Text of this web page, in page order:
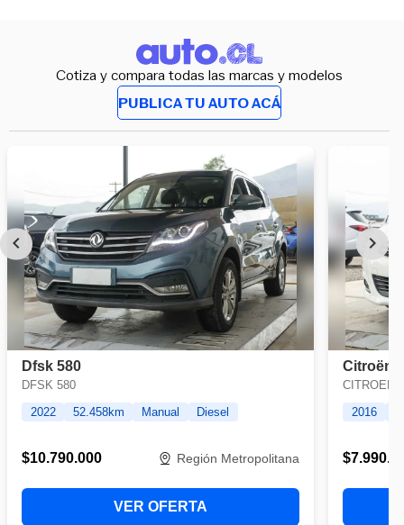
Cotiza y compara todas las marcas y modelos
PUBLICA TU AUTO ACÁ